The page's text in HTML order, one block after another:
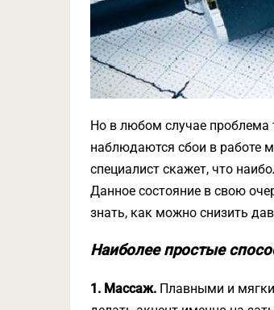
Но в любом случае проблема
наблюдаются сбои в работе
специалист скажет, что
Данное состояние в свою
знать, как можно снизить
Наиболее простые
1. Массаж. Плавными и